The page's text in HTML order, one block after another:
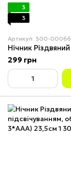
3
3
Артикул: 300-00066
299 грн